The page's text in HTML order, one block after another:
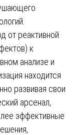
от реактивной
к
анализе и
находится
развивая свои
арсенал,
эффективные